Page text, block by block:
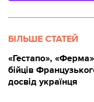
БІЛЬШЕ СТАТЕЙ
«Гестапо»,
бійців
досвід українця